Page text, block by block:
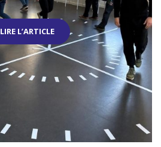
LIRE L’ARTICLE